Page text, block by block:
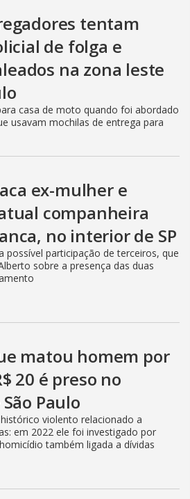
tentam
de folga e
na zona leste
casa de moto quando foi abordado
usavam mochilas de entrega para
ex-mulher e
companheira
no interior de SP
possível participação de terceiros, que
sobre a presença das duas
matou homem por
20 é preso no
Paulo
violento relacionado a
em 2022 ele foi investigado por
também ligada a dívidas